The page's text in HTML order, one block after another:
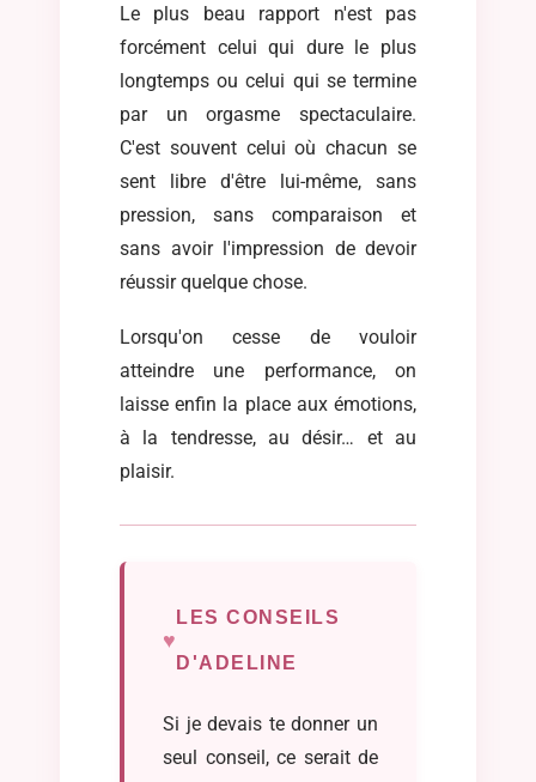
Le plus beau rapport n'est pas
forcément celui qui dure le plus
longtemps ou celui qui se termine
par un orgasme spectaculaire.
C'est souvent celui où chacun se
sent libre d'être lui-même, sans
pression, sans comparaison et
sans avoir l'impression de devoir
réussir quelque chose.
Lorsqu'on cesse de vouloir
atteindre une performance, on
laisse enfin la place aux émotions,
à la tendresse, au désir… et au
plaisir.
LES CONSEILS
D'ADELINE
Si je devais te donner un
seul conseil, ce serait de